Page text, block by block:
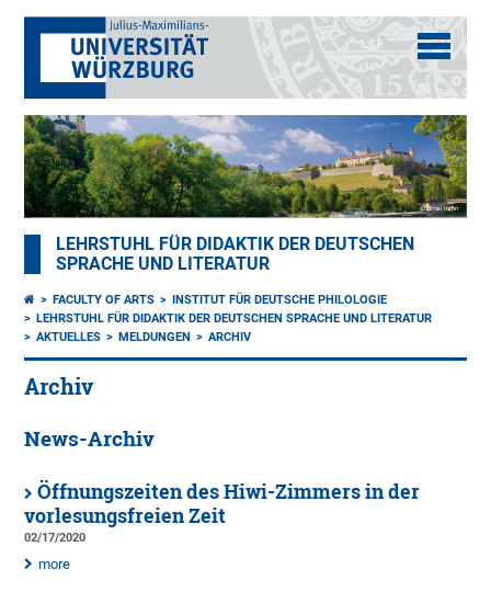
LEHRSTUHL FÜR DIDAKTIK DER DEUTSCHEN
SPRACHE UND LITERATUR
FACULTY OF ARTS
INSTITUT FÜR DEUTSCHE PHILOLOGIE
LEHRSTUHL FÜR DIDAKTIK DER DEUTSCHEN SPRACHE UND LITERATUR
AKTUELLES
MELDUNGEN ARCHIV
Archiv
News-Archiv
Öffnungszeiten des Hiwi-Zimmers in der
vorlesungsfreien Zeit
02/17/2020
more